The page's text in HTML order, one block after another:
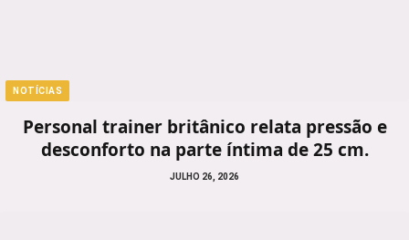
NOTÍCIAS
Personal trainer britânico relata pressão e
desconforto na parte íntima de 25 cm.
JULHO 26, 2026